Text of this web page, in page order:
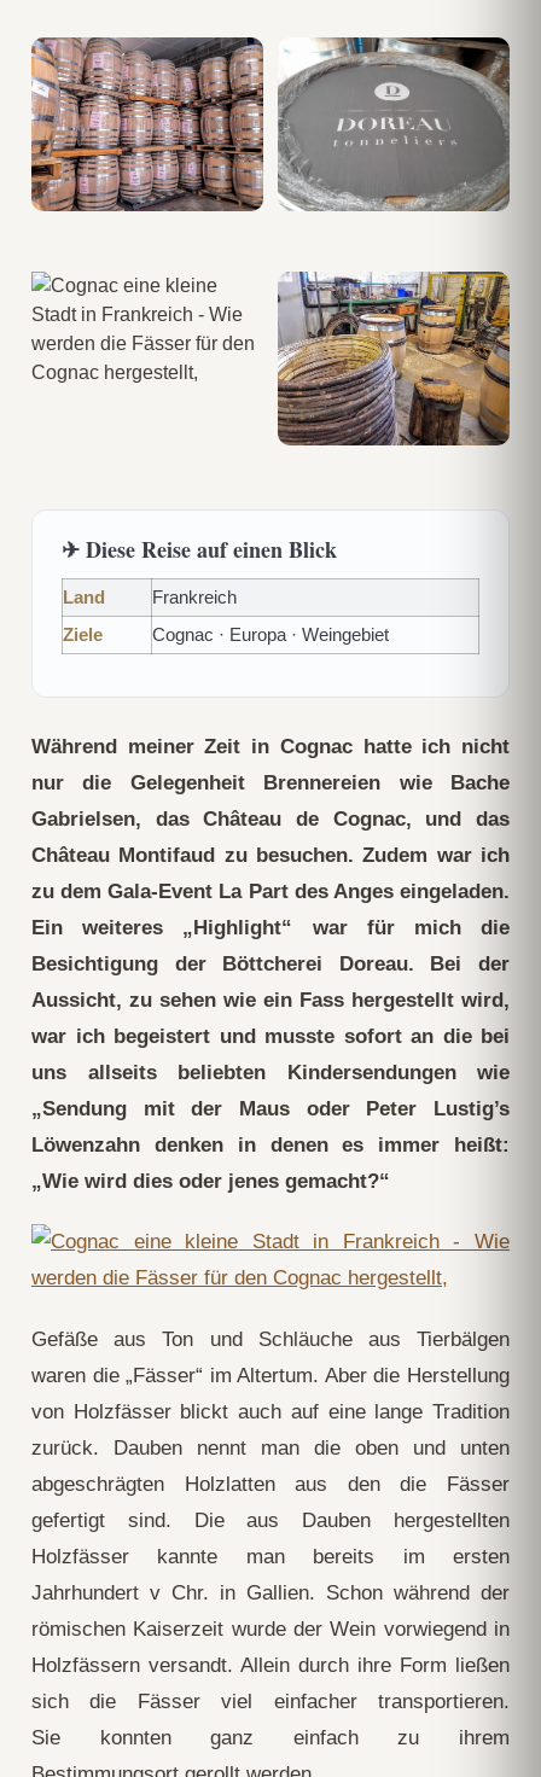
✈ Diese Reise auf einen Blick
Land
Frankreich
Ziele
Cognac · Europa · Weingebiet
Während meiner Zeit in Cognac hatte ich nicht
nur die Gelegenheit Brennereien wie Bache
Gabrielsen, das Château de Cognac, und das
Château Montifaud zu besuchen. Zudem war ich
zu dem Gala-Event La Part des Anges eingeladen.
Ein weiteres „Highlight“ war für mich die
Besichtigung der Böttcherei Doreau. Bei der
Aussicht, zu sehen wie ein Fass hergestellt wird,
war ich begeistert und musste sofort an die bei
uns allseits beliebten Kindersendungen wie
„Sendung mit der Maus oder Peter Lustig’s
Löwenzahn denken in denen es immer heißt:
„Wie wird dies oder jenes gemacht?“
Gefäße aus Ton und Schläuche aus Tierbälgen
waren die „Fässer“ im Altertum. Aber die Herstellung
von Holzfässer blickt auch auf eine lange Tradition
zurück. Dauben nennt man die oben und unten
abgeschrägten Holzlatten aus den die Fässer
gefertigt sind. Die aus Dauben hergestellten
Holzfässer kannte man bereits im ersten
Jahrhundert v Chr. in Gallien. Schon während der
römischen Kaiserzeit wurde der Wein vorwiegend in
Holzfässern versandt. Allein durch ihre Form ließen
sich die Fässer viel einfacher transportieren.
Sie konnten ganz einfach zu ihrem